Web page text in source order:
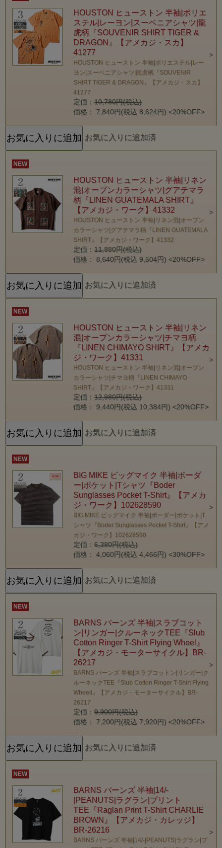
HOUSTON ヒューストン 半袖|ポリエ
ステル|レーヨン|スーベニアシャツ|龍
虎柄『SOUVENIR SHIRT TIGER &
DRAGON』【アメカジ・スカ】
41277
HOUSTON ヒューストン 半袖|ポリエステル|レー
ヨン|スーベニアシャツ|龍虎柄『SOUVENIR
SHIRT TIGER & DRAGON』【アメカジ・スカ】
41277
定価：10,780円(税込)
価格： 7,840円(税込 8,624円)<20%OFF>
お気に入りに追加済
NEW
HOUSTON ヒューストン 半袖|リネン
混|オープンカラーシャツ|グアテマラ
柄『LINEN GUATEMALA SHIRT』
【アメカジ・ワーク】41332
HOUSTON ヒューストン 半袖|リネン混|オープン
カラーシャツ|グアテマラ柄『LINEN GUATEMALA
SHIRT』【アメカジ・ワーク】41332
定価：11,880円(税込)
価格： 8,640円(税込 9,504円)<20%OFF>
お気に入りに追加済
NEW
HOUSTON ヒューストン 半袖|リネン
混|オープンカラーシャツ|チマヨ柄
『LINEN CHIMAYO SHIRT』【アメカ
ジ・ワーク】41331
HOUSTON ヒューストン 半袖|リネン混|オープン
カラーシャツ|チマヨ柄『LINEN CHIMAYO
SHIRT』【アメカジ・ワーク】41331
定価：12,980円(税込)
価格： 9,440円(税込 10,384円)<20%OFF>
お気に入りに追加済
NEW
BIG MIKE ビッグマイク 半袖|ボーダ
ー|ポケット|Tシャツ『Boder
Sunglasses Pocket T-Shirt』【アメカ
ジ・ワーク】102628590
BIG MIKE ビッグマイク 半袖|ボーダー|ポケット|T
シャツ『Boder Sunglasses Pocket T-Shirt』【アメ
カジ・ワーク】102628590
定価：6,380円(税込)
価格： 4,060円(税込 4,466円)<30%OFF>
お気に入りに追加済
NEW
BARNS バーンズ 半袖|スラブコット
ン|リンガー|クルーネックTEE『Slub
Cotton Ringer T-Shirt Flying Wheel』
【アメカジ・モーターサイクル】BR-
26217
BARNS バーンズ 半袖|スラブコットン|リンガー|ク
ルーネックTEE『Slub Cotton Ringer T-Shirt Flying
Wheell』【アメカジ・モーターサイクル】BR-
26217
定価：9,900円(税込)
価格： 7,200円(税込 7,920円)<20%OFF>
お気に入りに追加済
NEW
BARNS バーンズ 半袖|14/-
|PEANUTS|ラグラン|プリント
TEE『Raglan Print T-Shirt CHARLIE
BROWN』【アメカジ・カレッジ】
BR-26216
BARNS バーンズ 半袖|14/-|PEANUTS|ラグラン|プ